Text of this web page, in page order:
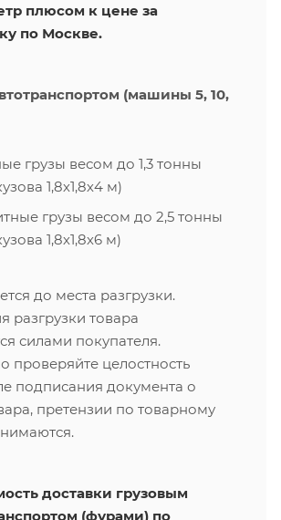
плюсом к цене за
по Москве.
(машины 5, 10,
грузы весом до 1,3 тонны
1,8х1,8х4 м)
грузы весом до 2,5 тонны
1,8х1,8х6 м)
до места разгрузки.
разгрузки товара
силами покупателя.
проверяйте целостность
подписания документа о
претензии по товарному
доставки грузовым
(фурами) по